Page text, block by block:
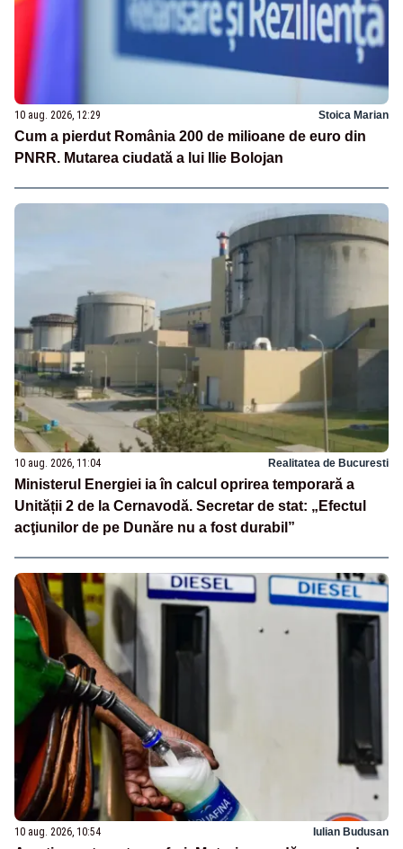
10 aug. 2026, 12:29 Stoica Marian
Cum a pierdut România 200 de milioane de euro din
PNRR. Mutarea ciudată a lui Ilie Bolojan
10 aug. 2026, 11:04 Realitatea de Bucuresti
Ministerul Energiei ia în calcul oprirea temporară a
Unității 2 de la Cernavodă. Secretar de stat: „Efectul
acţiunilor de pe Dunăre nu a fost durabil”
10 aug. 2026, 10:54 Iulian Budusan